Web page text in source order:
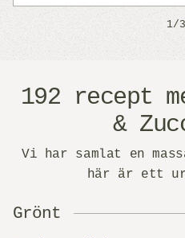
1/
192 recept
&
Vi har samlat en
här är ett
Grönt